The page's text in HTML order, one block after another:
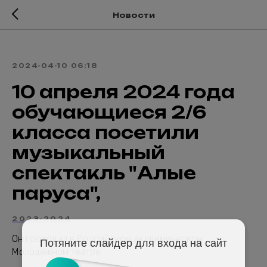
Потяните слайдер для входа на сайт
Новости
2024-04-10 06:18
10 апреля 2024 года
обучающиеся 2/6
класса посетили
музыкальный
спектакль "Алые
паруса",
2023-2024
Он проходил в Российском академическом
Молодежном театре.